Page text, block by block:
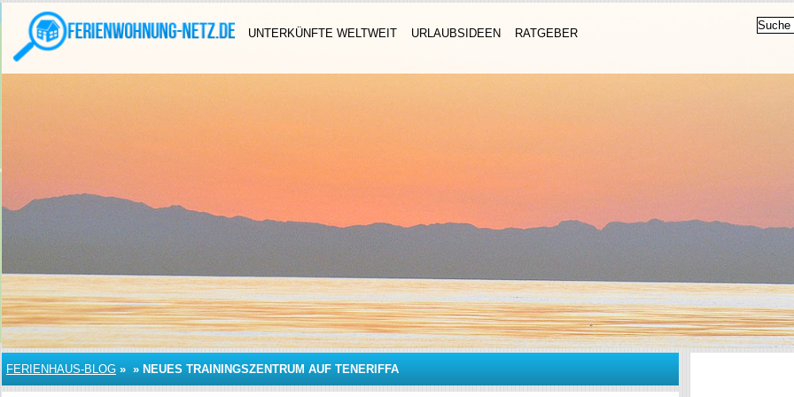
UNTERKÜNFTE WELTWEIT URLAUBSIDEEN RATGEBER
FERIENHAUS-BLOG » » NEUES TRAININGSZENTRUM AUF TENERIFFA